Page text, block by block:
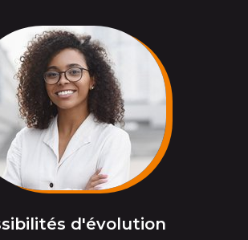
d'évolution